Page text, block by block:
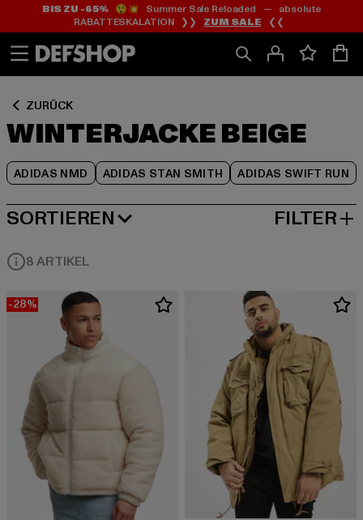
Zum
Inhalt
springen
Zum
Fußzeile
springen
BIS ZU -65%😲💥 Summer Sale Reloaded — absolute
RABATTESKALATION ❯❯ ZUM SALE ❮❮
ZURÜCK
WINTERJACKE BEIGE
ADIDAS NMD ADIDAS STAN SMITH ADIDAS SWIFT RUN
Zum
Produktraster
springen
SORTIEREN
BELIEBTESTE FILTER
8 ARTIKEL
-28%